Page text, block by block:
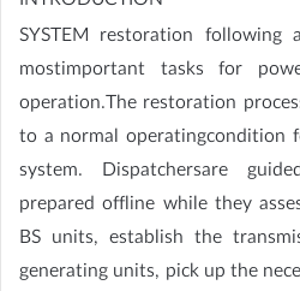
SYSTEM restoration
mostimportant tasks for
operation.The restoration
to a normal operatingcondition
system. Dispatchersare
prepared offline while they
BS units, establish the
generating units, pick up the